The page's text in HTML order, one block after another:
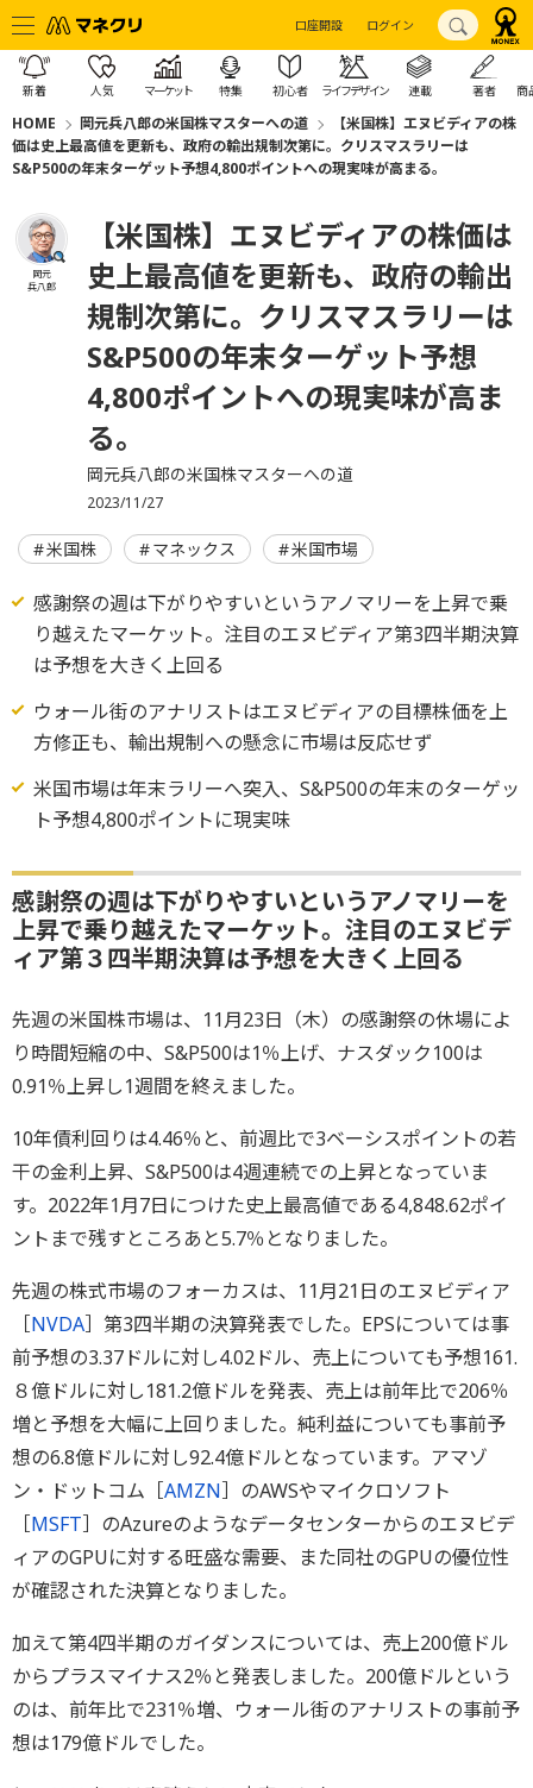
口座開設 ログイン
新着 人気 マーケット 特集 初心者 ライフデザイン 連載 著者 商
HOME 岡元兵八郎の米国株マスターへの道
【米国株】エヌビディアの株
価は史上最高値を更新も、政府の輸出規制次第に。クリスマスラリーは
S&P500の年末ターゲット予想4,800ポイントへの現実味が高まる。
岡元
兵八郎
【米国株】エヌビディアの株価は
史上最高値を更新も、政府の輸出
規制次第に。クリスマスラリーは
S&P500の年末ターゲット予想
4,800ポイントへの現実味が高ま
る。
岡元兵八郎の米国株マスターへの道
2023/11/27
米国株 マネックス 米国市場
感謝祭の週は下がりやすいというアノマリーを上昇で乗
り越えたマーケット。注目のエヌビディア第3四半期決算
は予想を大きく上回る
ウォール街のアナリストはエヌビディアの目標株価を上
方修正も、輸出規制への懸念に市場は反応せず
米国市場は年末ラリーへ突入、S&P500の年末のターゲッ
ト予想4,800ポイントに現実味
感謝祭の週は下がりやすいというアノマリーを
上昇で乗り越えたマーケット。注目のエヌビデ
ィア第３四半期決算は予想を大きく上回る
先週の米国株市場は、11月23日（木）の感謝祭の休場によ
り時間短縮の中、S&P500は1％上げ、ナスダック100は
0.91％上昇し1週間を終えました。
10年債利回りは4.46％と、前週比で3ベーシスポイントの若
干の金利上昇、S&P500は4週連続での上昇となっていま
す。2022年1月7日につけた史上最高値である4,848.62ポイ
ントまで残すところあと5.7％となりました。
先週の株式市場のフォーカスは、11月21日のエヌビディア
［NVDA］第3四半期の決算発表でした。EPSについては事
前予想の3.37ドルに対し4.02ドル、売上についても予想161.
８億ドルに対し181.2億ドルを発表、売上は前年比で206％
増と予想を大幅に上回りました。純利益についても事前予
想の6.8億ドルに対し92.4億ドルとなっています。アマゾ
ン・ドットコム［AMZN］のAWSやマイクロソフト
［MSFT］のAzureのようなデータセンターからのエヌビデ
ィアのGPUに対する旺盛な需要、また同社のGPUの優位性
が確認された決算となりました。
加えて第4四半期のガイダンスについては、売上200億ドル
からプラスマイナス2％と発表しました。200億ドルという
のは、前年比で231％増、ウォール街のアナリストの事前予
想は179億ドルでした。